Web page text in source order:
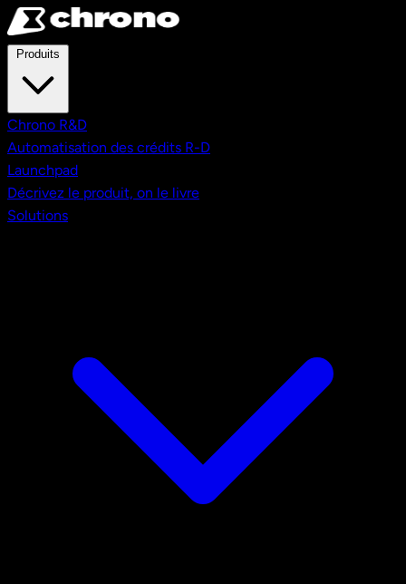
Aller au contenu principal
Chrono R&D
Automatisation des crédits R-D
Launchpad
Décrivez le produit, on le livre
Solutions